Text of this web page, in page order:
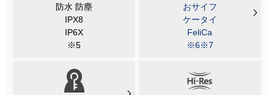
防水 防塵
IPX8
IP6X
※5
おサイフ
ケータイ
FeliCa
※6※7